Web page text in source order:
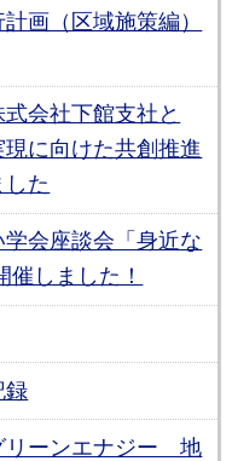
画（区域施策編）
会社下館支社と
現に向けた共創推進
た
会座談会「⾝近な
しました！
録
リーンエナジー 地